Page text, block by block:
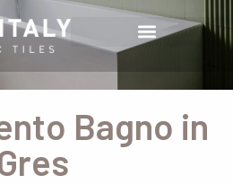
Bagno in